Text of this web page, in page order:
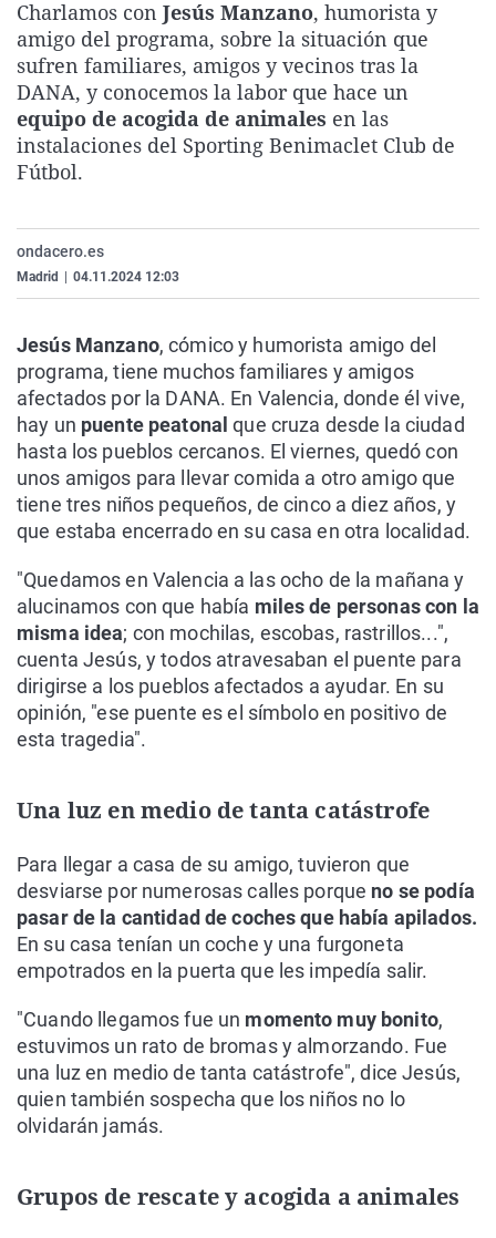
La rosa de los vientos
Gente viajera
Como el perro y el
Caso
Retornados
Equipo de
Operación Viuda
Extremadura
Galicia
La Rioja
Navarra
Virales
Televisión
Elecciones
Charlamos con Jesús Manzano, humorista y
amigo del programa, sobre la situación que
sufren familiares, amigos y vecinos tras la
DANA, y conocemos la labor que hace un
equipo de acogida de animales en las
instalaciones del Sporting Benimaclet Club de
Fútbol.
ondacero.es
Madrid 04.11.2024 12:03
Jesús Manzano, cómico y humorista amigo del
programa, tiene muchos familiares y amigos
afectados por la DANA. En Valencia, donde él vive,
hay un puente peatonal que cruza desde la ciudad
hasta los pueblos cercanos. El viernes, quedó con
unos amigos para llevar comida a otro amigo que
tiene tres niños pequeños, de cinco a diez años, y
que estaba encerrado en su casa en otra localidad.
"Quedamos en Valencia a las ocho de la mañana y
alucinamos con que había miles de personas con la
misma idea; con mochilas, escobas, rastrillos...",
cuenta Jesús, y todos atravesaban el puente para
dirigirse a los pueblos afectados a ayudar. En su
opinión, "ese puente es el símbolo en positivo de
esta tragedia".
Una luz en medio de tanta catástrofe
Para llegar a casa de su amigo, tuvieron que
desviarse por numerosas calles porque no se podía
pasar de la cantidad de coches que había apilados.
En su casa tenían un coche y una furgoneta
empotrados en la puerta que les impedía salir.
"Cuando llegamos fue un momento muy bonito,
estuvimos un rato de bromas y almorzando. Fue
una luz en medio de tanta catástrofe", dice Jesús,
quien también sospecha que los niños no lo
olvidarán jamás.
Grupos de rescate y acogida a animales